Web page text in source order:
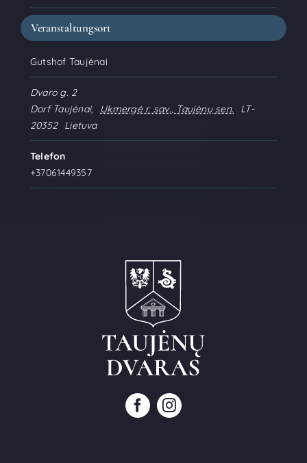
Veranstaltungsort
Gutshof Taujėnai
Dvaro g. 2
Dorf Taujėnai, Ukmergė r. sav., Taujėnų sen.
LT-
20352 Lietuva
Telefon
+37061449357